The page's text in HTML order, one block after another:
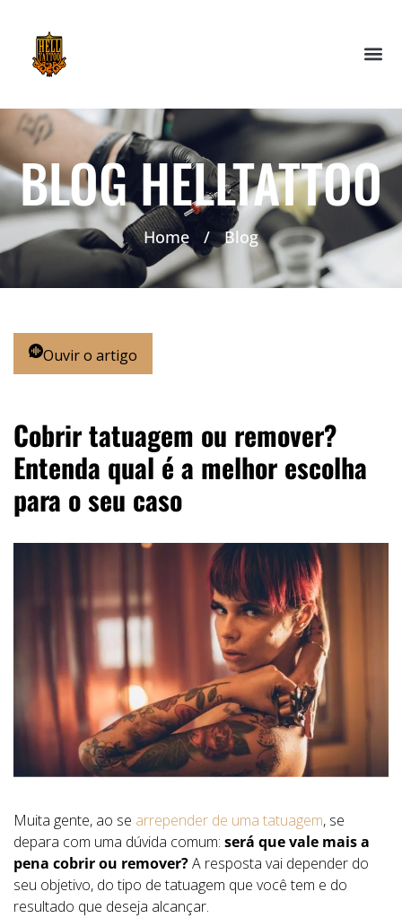
BLOG HELLTATTOO
Home / Blog
Ouvir o artigo
Cobrir tatuagem ou remover?
Entenda qual é a melhor escolha
para o seu caso
Muita gente, ao se arrepender de uma tatuagem, se
depara com uma dúvida comum: será que vale mais a
pena cobrir ou remover?A resposta vai depender do
seu objetivo, do tipo de tatuagem que você tem e do
resultado que deseja alcançar.